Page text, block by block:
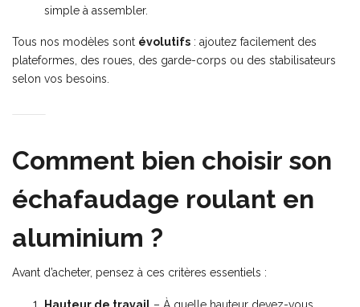
simple à assembler.
Tous nos modèles sont évolutifs : ajoutez facilement des
plateformes, des roues, des garde-corps ou des stabilisateurs
selon vos besoins.
Comment bien choisir son
échafaudage roulant en
aluminium ?
Avant d’acheter, pensez à ces critères essentiels :